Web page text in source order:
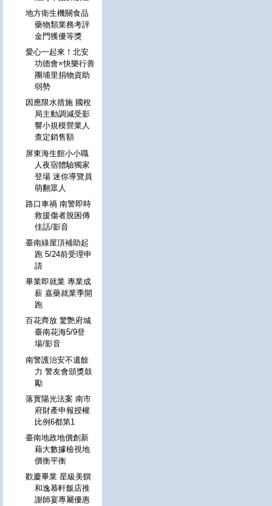
地方衛生機關食品
藥物類業務考評
金門獲優等獎
愛心一起來！北安
功德會×快樂行善
團埔里捐物資助
弱勢
因應限水措施 國稅
局主動調減受影
響小規模營業人
查定銷售額
屏東海生館小小職
人夜宿體驗獨家
登場 迷你導覽員
萌翻眾人
路口車禍 南警即時
救援傷者脫困傳
佳話/影音
臺南綠屋頂補助起
跑 5/24前受理申
請
畢業即就業 專業成
薪 嘉藥就業季開
跑
百花齊放 驚艷府城
臺南花海5/9登
場/影音
南警護治安不遺餘
力 警友會頒獎鼓
勵
落實陽光法案 南市
府財產申報授權
比例6都第1
臺南地政地價創新
藉大數據檢視地
價衡平衡
歡慶畢業 星級美饌
和逸慕軒飯店推
謝師宴專屬優惠